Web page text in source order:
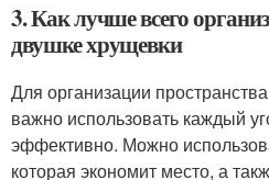
3. Как лучше всего
двушке хрущевки
Для организации
важно использовать каждый
эффективно. Можно
которая экономит место, а